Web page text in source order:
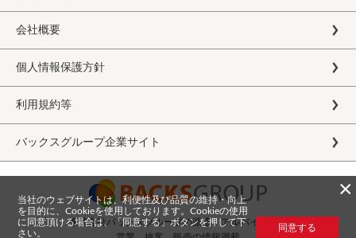
会社概要
個人情報保護方針
利用規約等
バックスグループ企業サイト
株式会社バックスグループの派遣・アルバイト求人
×
当社のウェブサイトは、利便性及び品質の維持・向上
を目的に、Cookieを使用しております。Cookieの使用
に同意頂ける場合は、「同意する」ボタンを押して下
さい。
同意する